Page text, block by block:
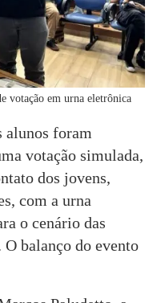
votação em urna eletrônica
alunos foram
votação simulada,
dos jovens,
com a urna
o cenário das
balanço do evento